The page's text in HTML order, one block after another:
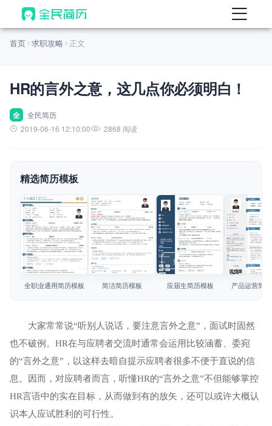
首页
AI 生成简历
AI 优化简历
AI 翻译简历
AI 模拟面试
面试自我介绍
AI 职场工具 New
简历模板
简历教程
首页 求职攻略 正文
HR的言外之意，这几点你必须明白！
全
全民简历
2019-06-16 12:10:00
2868 阅读
精选简历模板
查看模板
全职业通用简历模板
查看模板
简洁简历模板
查看模板
应届生简历模板
查看模板
产品运营简
大家常常说“听别人说话，要注意言外之意”，面试时固然
也不破例。HR在与应聘者交流时通常会运用比较涵蓄、委宛
的“言外之意”，以这样去暗自提示应聘者很多不便于直说的信
息。因而，对应聘者而言，听懂HR的“言外之意”不但能够掌控
HR言语中的实在目标，从而做到有的放矢，还可以或许大概认
识本人应试胜利的可行性。